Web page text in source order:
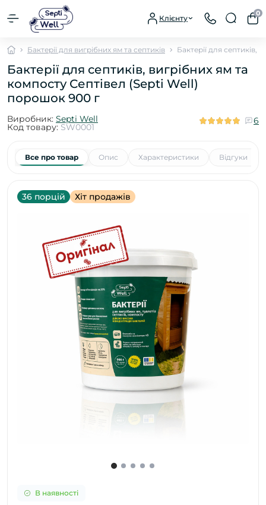
Клієнту
0
Бактерії для вигрібних ям та септиків Бактерії для
Бактерії для септиків, вигрібних ям та
компосту Септівел (Septi Well)
порошок 900 г
Виробник: Septi Well
Код товару: SW0001
6
Все про товар Опис Характеристики Відгуки
36 порцій Хіт продажів
В наявності